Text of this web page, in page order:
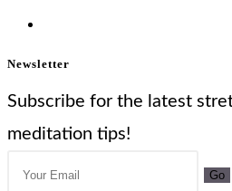
Newsletter
Subscribe for the latest
meditation tips!
Go